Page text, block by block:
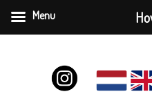
Menu